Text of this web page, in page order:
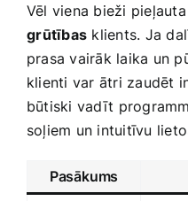
Vēl viena bieži
⁤grūtības klients. Ja
prasa vairāk laika un
klienti var ātri zaudēt
būtiski​ vadīt
soļiem un intuitīvu
Pasākums